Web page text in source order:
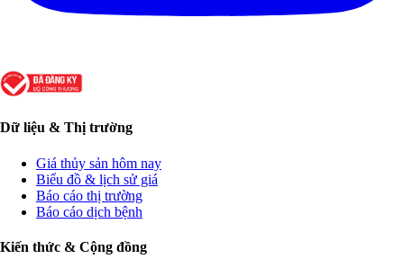
Dữ liệu & Thị trường
Giá thủy sản hôm nay
Biểu đồ & lịch sử giá
Báo cáo thị trường
Báo cáo dịch bệnh
Kiến thức & Cộng đồng